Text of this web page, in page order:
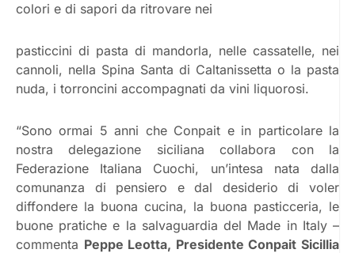
colori e di sapori da ritrovare nei
pasticcini di pasta di mandorla, nelle cassatelle, nei
cannoli, nella Spina Santa di Caltanissetta o la pasta
nuda, i torroncini accompagnati da vini liquorosi.
“Sono ormai 5 anni che Conpait e in particolare la
nostra delegazione siciliana collabora con la
Federazione Italiana Cuochi, un’intesa nata dalla
comunanza di pensiero e dal desiderio di voler
diffondere la buona cucina, la buona pasticceria, le
buone pratiche e la salvaguardia del Made in Italy –
commenta Peppe Leotta, Presidente Conpait Sicillia